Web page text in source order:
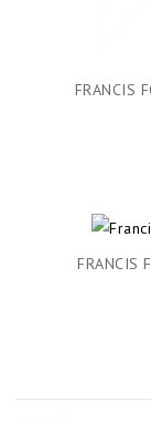
FRANCIS
FRANCIS